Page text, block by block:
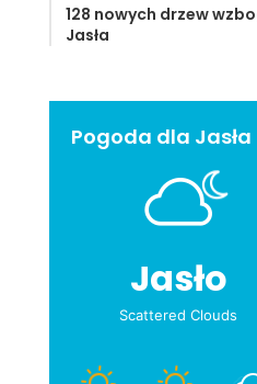
128 nowych drzew
Jasła
Pogoda dla Jasła
Jasło
Scattered Clouds